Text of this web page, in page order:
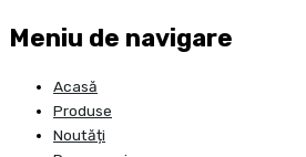
Meniu de navigare
Acasă
Produse
Noutăți